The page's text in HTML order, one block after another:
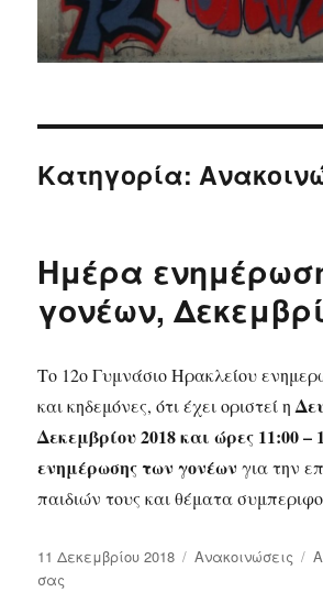
Κατηγορία:
Ημέρα
γονέων,
Το 12ο Γυμνάσιο Ηρακλείου
και κηδεμόνες, ότι έχει οριστεί η
Δεκεμβρίου 2018 και ώρες 11:00 –
ενημέρωσης των γονέωνγια την
παιδιών τους και θέματα
Δημοσιεύτηκε
την
11 Δεκεμβρίου 2018 Κατηγορίες
Ανακοινώσεις
σας